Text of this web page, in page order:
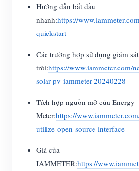
Hướng dẫn bắt đầu
nhanh:https://
quickstart
Các trường hợp sử dụng giám
trời:https://www.iammeter.com/
solar-pv-iammeter-20240228
Tích hợp nguồn mở của Energy
Meter:https://
utilize-open-source-interface
Giá của
IAMMETER:https://